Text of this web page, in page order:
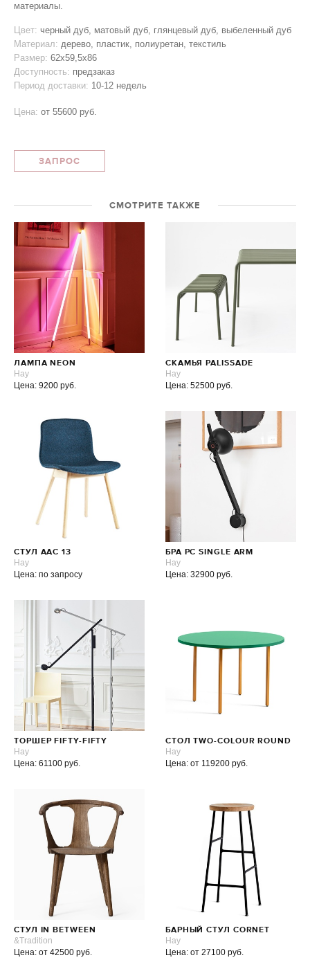
материалы.
Цвет: черный дуб, матовый дуб, глянцевый дуб, выбеленный дуб
Материал: дерево, пластик, полиуретан, текстиль
Размер: 62х59,5х86
Доступность: предзаказ
Период доставки: 10-12 недель
Цена: от 55600 руб.
ЗАПРОС
СМОТРИТЕ ТАКЖЕ
ЛАМПА NEON
Hay
Цена: 9200 руб.
СКАМЬЯ PALISSADE
Hay
Цена: 52500 руб.
СТУЛ AAC 13
Hay
Цена: по запросу
БРА PC SINGLE ARM
Hay
Цена: 32900 руб.
ТОРШЕР FIFTY-FIFTY
Hay
Цена: 61100 руб.
СТОЛ TWO-COLOUR ROUND
Hay
Цена: от 119200 руб.
СТУЛ IN BETWEEN
&Tradition
Цена: от 42500 руб.
БАРНЫЙ СТУЛ CORNET
Hay
Цена: от 27100 руб.